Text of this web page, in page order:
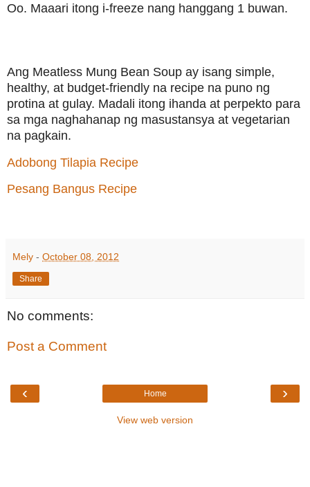
Oo. Maaari itong i-freeze nang hanggang 1 buwan.
Ang Meatless Mung Bean Soup ay isang simple,
healthy, at budget-friendly na recipe na puno ng
protina at gulay. Madali itong ihanda at perpekto para
sa mga naghahanap ng masustansya at vegetarian
na pagkain.
Adobong Tilapia Recipe
Pesang Bangus Recipe
Mely - October 08, 2012
Share
No comments:
Post a Comment
‹ ›
Home
View web version